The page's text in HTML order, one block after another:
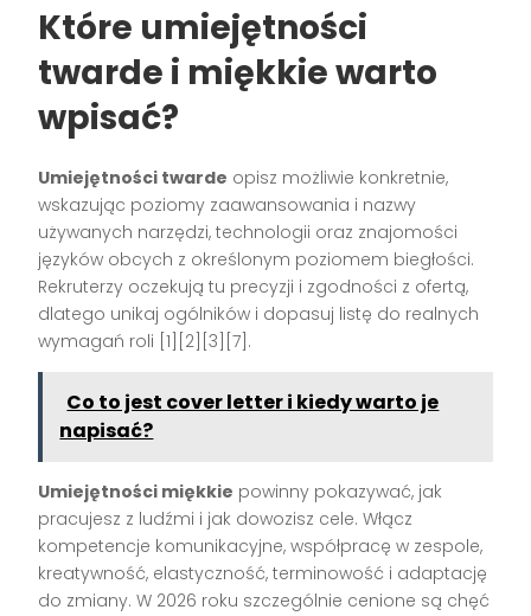
Które umiejętności
twarde i miękkie warto
wpisać?
Umiejętności twarde opisz możliwie konkretnie,
wskazując poziomy zaawansowania i nazwy
używanych narzędzi, technologii oraz znajomości
języków obcych z określonym poziomem biegłości.
Rekruterzy oczekują tu precyzji i zgodności z ofertą,
dlatego unikaj ogólników i dopasuj listę do realnych
wymagań roli [1][2][3][7].
Co to jest cover letter i kiedy warto je
napisać?
Umiejętności miękkie powinny pokazywać, jak
pracujesz z ludźmi i jak dowozisz cele. Włącz
kompetencje komunikacyjne, współpracę w zespole,
kreatywność, elastyczność, terminowość i adaptację
do zmiany. W 2026 roku szczególnie cenione są chęć